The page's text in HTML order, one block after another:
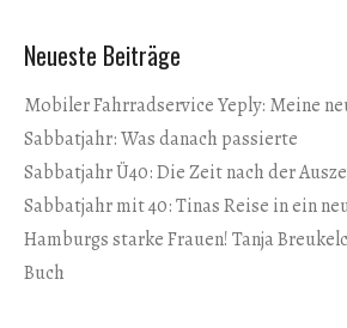
Neueste Beiträge
Mobiler Fahrradservice Yeply: Meine
Sabbatjahr: Was danach passierte
Sabbatjahr Ü40: Die Zeit nach der
Sabbatjahr mit 40: Tinas Reise in ein
Hamburgs starke Frauen! Tanja
Buch